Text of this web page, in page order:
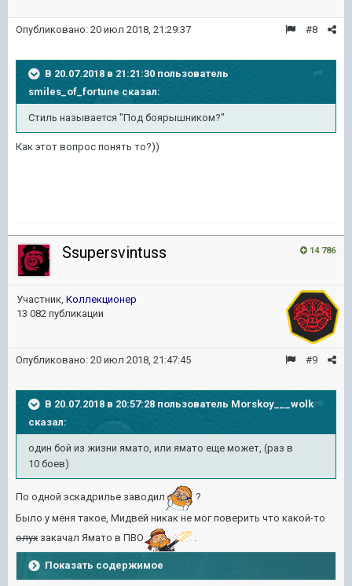
#8
Опубликовано: 20 июл 2018, 21:29:37
В 20.07.2018 в 21:21:30 пользователь
smiles_of_fortuneсказал:
Стиль называется "Под боярышником?"
Как этот вопрос понять то?))
14 786
Ssupersvintuss
Участник, Коллекционер
13 082 публикации
#9
Опубликовано: 20 июл 2018, 21:47:45
В 20.07.2018 в 20:57:28 пользователь Morskoy___wolk
сказал:
один бой из жизни ямато, или ямато еще может, (раз в
10 боев)
По одной эскадрилье заводил
?
Было у меня такое, Мидвей никак не мог поверить что какой-то
олух закачал Ямато в ПВО .
Показать содержимое